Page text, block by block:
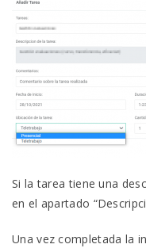
Si la tarea tiene una
en el apartado
Una vez completada la